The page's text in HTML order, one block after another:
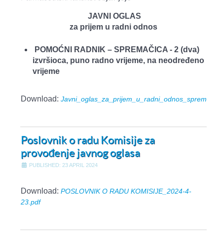
JAVNI OGLAS
za prijem u radni odnos
POMOĆNI RADNIK – SPREMAČICA - 2 (dva)
izvršioca, puno radno vrijeme, na neodređeno
vrijeme
Download:
Poslovnik o radu Komisije za
provođenje javnog oglasa
PUBLISHED: 23 APRIL 2024
Download:POSLOVNIK O RADU KOMISIJE_2024-4-
23.pdf